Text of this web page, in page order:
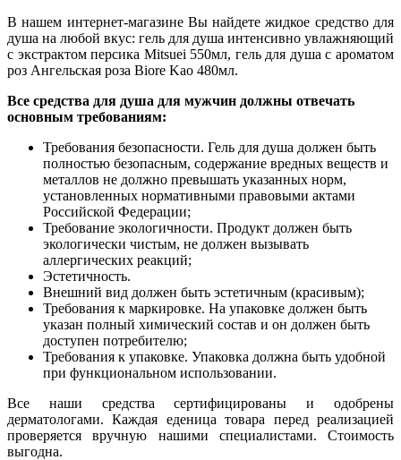
В нашем интернет-магазине Вы найдете жидкое средство для
душа на любой вкус: гель для душа интенсивно увлажняющий
с экстрактом персика Mitsuei 550мл, гель для душа с ароматом
роз Ангельская роза Biore Kao 480мл.
Все средства для душа для мужчин должны отвечать
основным требованиям:
Требования безопасности. Гель для душа должен быть
полностью безопасным, содержание вредных веществ и
металлов не должно превышать указанных норм,
установленных нормативными правовыми актами
Российской Федерации;
Требование экологичности. Продукт должен быть
экологически чистым, не должен вызывать
аллергических реакций;
Эстетичность.
Внешний вид должен быть эстетичным (красивым);
Требования к маркировке. На упаковке должен быть
указан полный химический состав и он должен быть
доступен потребителю;
Требования к упаковке. Упаковка должна быть удобной
при функциональном использовании.
Все наши средства сертифицированы и одобрены
дерматологами. Каждая еденица товара перед реализацией
проверяется вручную нашими специалистами. Стоимость
выгодна.